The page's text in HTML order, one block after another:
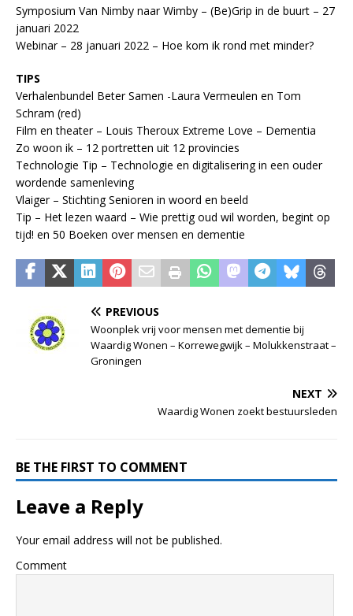
Symposium Van Nimby naar Wimby – (Be)Grip in de buurt – 27
januari 2022
Webinar – 28 januari 2022 – Hoe kom ik rond met minder?
TIPS
Verhalenbundel Beter Samen -Laura Vermeulen en Tom
Schram (red)
Film en theater – Louis Theroux Extreme Love – Dementia
Zo woon ik – 12 portretten uit 12 provincies
Technologie Tip – Technologie en digitalisering in een ouder
wordende samenleving
Vlaiger – Stichting Senioren in woord en beeld
Tip – Het lezen waard – Wie prettig oud wil worden, begint op
tijd! en 50 Boeken over mensen en dementie
PREVIOUS
Woonplek vrij voor mensen met dementie bij
Waardig Wonen – Korrewegwijk – Molukkenstraat –
Groningen
NEXT
Waardig Wonen zoekt bestuursleden
BE THE FIRST TO COMMENT
Leave a Reply
Your email address will not be published.
Comment